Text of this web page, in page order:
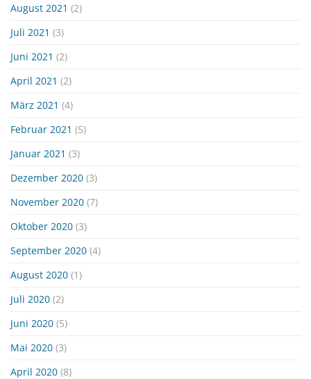
August 2021 (2)
Juli 2021 (3)
Juni 2021 (2)
April 2021 (2)
März 2021 (4)
Februar 2021 (5)
Januar 2021 (3)
Dezember 2020 (3)
November 2020 (7)
Oktober 2020 (3)
September 2020 (4)
August 2020 (1)
Juli 2020 (2)
Juni 2020 (5)
Mai 2020 (3)
April 2020 (8)